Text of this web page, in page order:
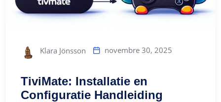
Klara Jönsson novembre 30, 2025
TiviMate: Installatie en
Configuratie Handleiding